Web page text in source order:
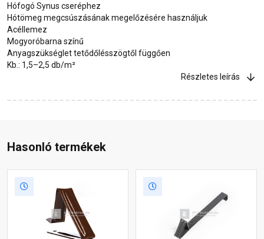
Hófogó Synus cseréphez
Hótömeg megcsúszásának megelőzésére használjuk
Acéllemez
Mogyoróbarna színű
Anyagszükséglet tetődőlésszögtől függően
Kb.: 1,5–2,5 db/m²
Részletes leírás
Hasonló termékek